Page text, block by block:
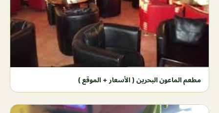
مطعم الماعون البحرين ( الأسعار + الموقع )